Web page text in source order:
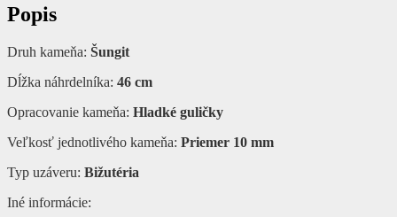
Popis
Druh kameňa: Šungit
Dĺžka náhrdelníka: 46 cm
Opracovanie kameňa: Hladké guličky
Veľkosť jednotlivého kameňa: Priemer 10 mm
Typ uzáveru: Bižutéria
Iné informácie: